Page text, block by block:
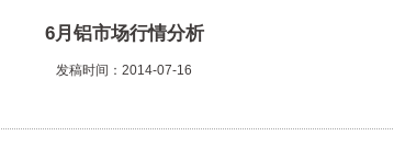
6月铝市场行情分析
发稿时间：2014-07-16